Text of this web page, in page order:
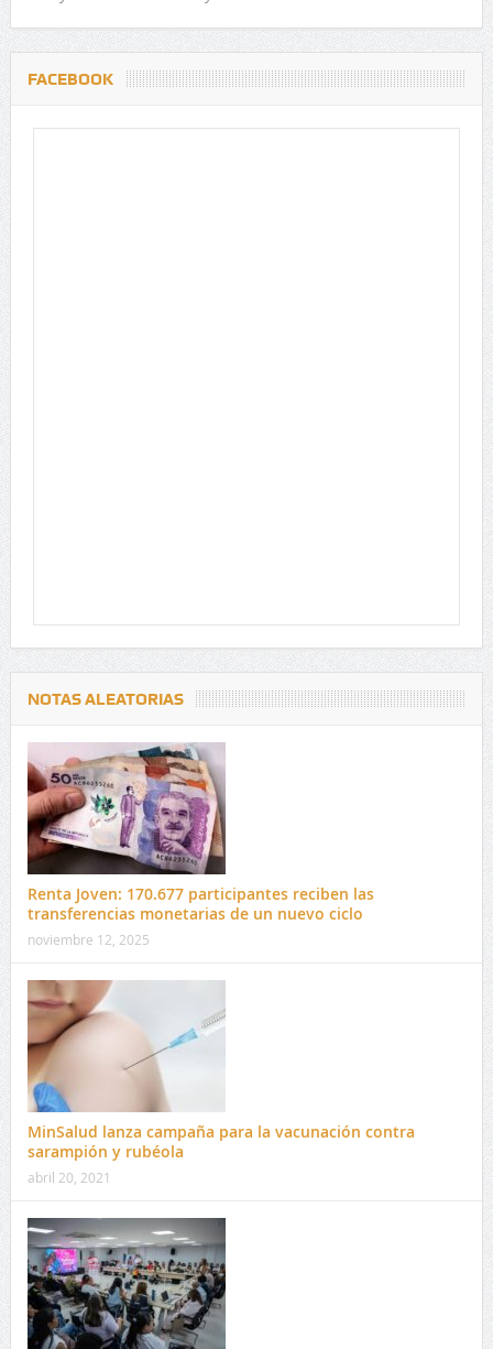
FACEBOOK
NOTAS ALEATORIAS
Renta Joven: 170.677 participantes reciben las
transferencias monetarias de un nuevo ciclo
noviembre 12, 2025
MinSalud lanza campaña para la vacunación contra
sarampión y rubéola
abril 20, 2021